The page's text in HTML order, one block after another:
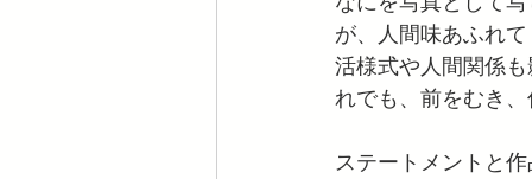
が、人間味あふれ
活様式や人間関係
れでも、前をむき
ステートメントと